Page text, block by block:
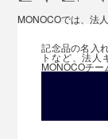
MONOCOでは、法
記念品の名入
トなど、法人
MONOCOチ